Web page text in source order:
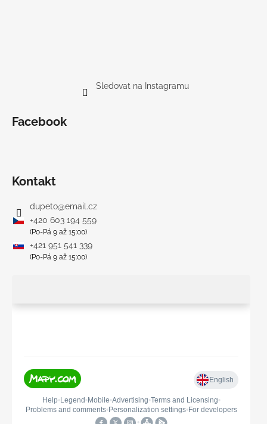
Sledovat na Instagramu
Facebook
Kontakt
dupeto@email.cz
+420 603 194 559
(Po-Pá 9 až 15:00)
+421 951 541 339
(Po-Pá 9 až 15:00)